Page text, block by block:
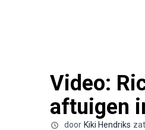
Video:
aftuigen
door Kiki Hendriks